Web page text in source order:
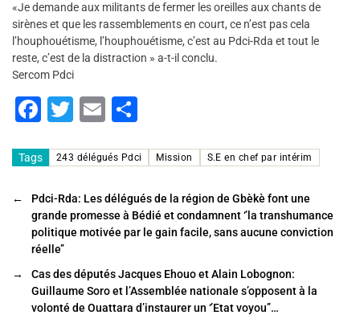
«Je demande aux militants de fermer les oreilles aux chants de
sirènes et que les rassemblements en court, ce n’est pas cela
l’houphouétisme, l’houphouétisme, c’est au Pdci-Rda et tout le
reste, c’est de la distraction » a-t-il conclu.
Sercom Pdci
F
c
e
b
o
o
k
T
tt
er
E
ai
l
ta
g
er
Tags 243 délégués Pdci Mission S.E en chef par intérim
←
Pdci-Rda: Les délégués de la région de Gbèkè font une
grande promesse à Bédié et condamnent ‘’la transhumance
politique motivée par le gain facile, sans aucune conviction
réelle’’
→
Cas des députés Jacques Ehouo et Alain Lobognon:
Guillaume Soro et l’Assemblée nationale s’opposent à la
volonté de Ouattara d’instaurer un ‘’Etat voyou’’…